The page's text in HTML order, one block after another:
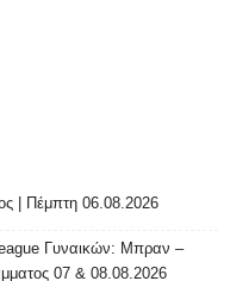
| Πέμπτη 06.08.2026
Γυναικών: Μπραν –
07 & 08.08.2026